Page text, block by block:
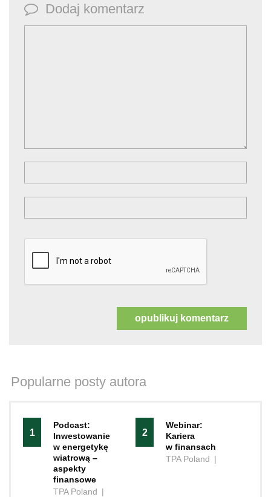
Dodaj komentarz
Popularne posty autora
1
Podcast:
Inwestowanie
w energetykę
wiatrową –
aspekty
finansowe
TPA Poland |
2
Webinar:
Kariera
w finansach
TPA Poland |